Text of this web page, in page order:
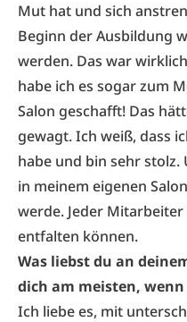
Mut hat und sich
Beginn der Ausbildung
werden. Das war
habe ich es sogar zum
Salon geschafft! Das
gewagt. Ich weiß, dass
habe und bin sehr stolz.
in meinem eigenen
werde. Jeder
entfalten können.
Was liebst du an
dich am meisten,
Ich liebe es, mit